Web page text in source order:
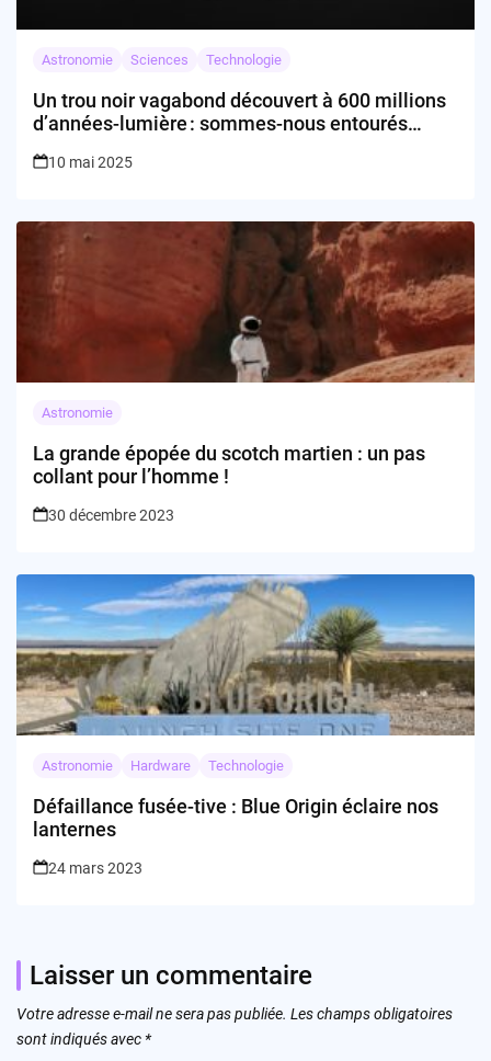
Astronomie Sciences Technologie
Un trou noir vagabond découvert à 600 millions
d’années-lumière : sommes-nous entourés
10 mai 2025
Astronomie
La grande épopée du scotch martien : un pas
collant pour l’homme !
30 décembre 2023
Astronomie Hardware Technologie
Défaillance fusée-tive : Blue Origin éclaire nos
lanternes
24 mars 2023
Laisser un commentaire
Votre adresse e-mail ne sera pas publiée. Les champs obligatoires
sont indiqués avec *